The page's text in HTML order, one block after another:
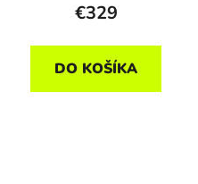
zátylník
€329
DO KOŠÍKA